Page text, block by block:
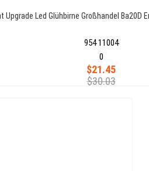
Upgrade Led Glühbirne Großhandel Ba20D
954 11004
$21.45
$30.03
0